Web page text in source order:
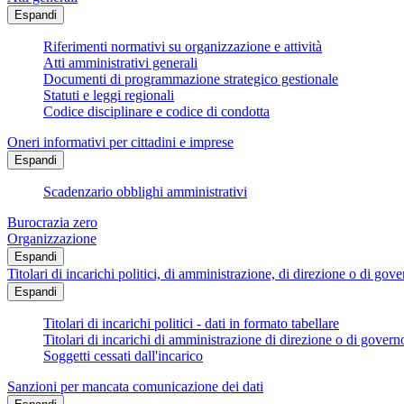
Espandi
Riferimenti normativi su organizzazione e attività
Atti amministrativi generali
Documenti di programmazione strategico gestionale
Statuti e leggi regionali
Codice disciplinare e codice di condotta
Oneri informativi per cittadini e imprese
Espandi
Scadenzario obblighi amministrativi
Burocrazia zero
Organizzazione
Espandi
Titolari di incarichi politici, di amministrazione, di direzione o di
Espandi
Titolari di incarichi politici - dati in formato tabellare
Titolari di incarichi di amministrazione di direzione o di
Soggetti cessati dall'incarico
Sanzioni per mancata comunicazione dei dati